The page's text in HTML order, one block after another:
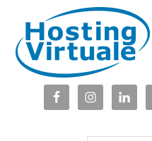
navigazione
primaria
contenuto
principale
barra
laterale
piè